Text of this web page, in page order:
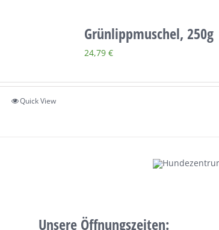
Grünlippmuschel, 250g
24,79€
Quick View
Unsere Öffnungszeiten: